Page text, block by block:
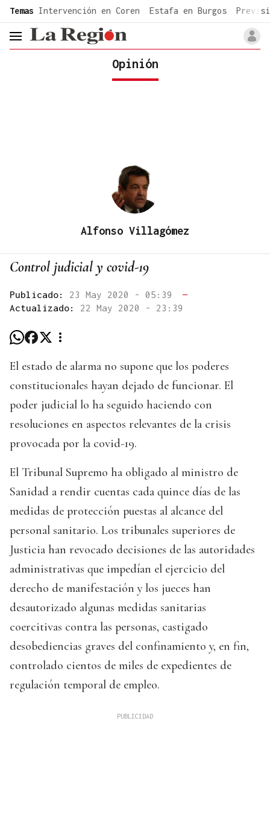
common.go-to-content
Temas Intervención en Coren Estafa en Burgos
header.menu.open
Opinión
Alfonso Villagómez
Control judicial y covid-19
Publicado: 23 May 2020 - 05:39
—
Actualizado: 22 May 2020 - 23:39
El estado de alarma no supone que los poderes
constitucionales hayan dejado de funcionar. El
poder judicial lo ha seguido haciendo con
resoluciones en aspectos relevantes de la crisis
provocada por la covid-19.
El Tribunal Supremo ha obligado al ministro de
Sanidad a rendir cuentas cada quince días de las
medidas de protección puestas al alcance del
personal sanitario. Los tribunales superiores de
Justicia han revocado decisiones de las autoridades
administrativas que impedían el ejercicio del
derecho de manifestación y los jueces han
desautorizado algunas medidas sanitarias
coercitivas contra las personas, castigado
desobediencias graves del confinamiento y, en fin,
controlado cientos de miles de expedientes de
regulación temporal de empleo.